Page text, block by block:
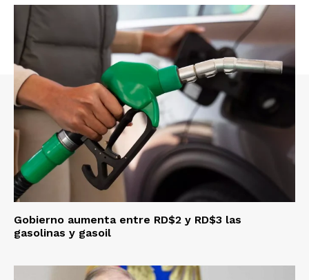
Gobierno aumenta entre RD$2 y RD$3 las
gasolinas y gasoil